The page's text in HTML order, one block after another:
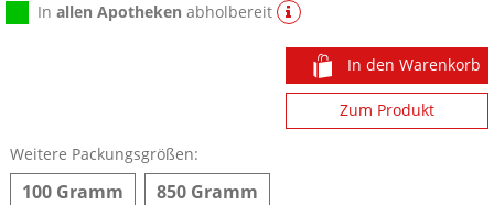
Inallen Apotheken abholbereit
In den Warenkorb
Zum Produkt
Weitere Packungsgrößen:
100 Gramm 850 Gramm